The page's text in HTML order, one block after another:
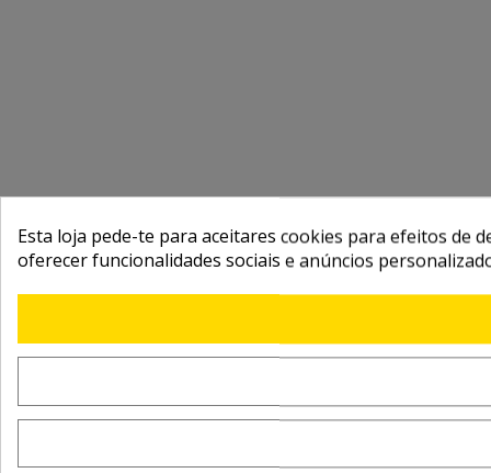
Esta loja pede-te para aceitares cookies para efeitos de
oferecer funcionalidades sociais e anúncios